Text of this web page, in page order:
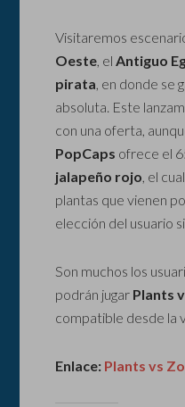
Visitaremos
Oeste, elAntiguo
pirata, en donde se
absoluta. Este
con una oferta,
PopCaps ofrece el
jalapeño rojo, el
plantas que vienen
elección del usuario
Son muchos los
podrán jugar Plants
compatible desde la
Enlace: Plants vs